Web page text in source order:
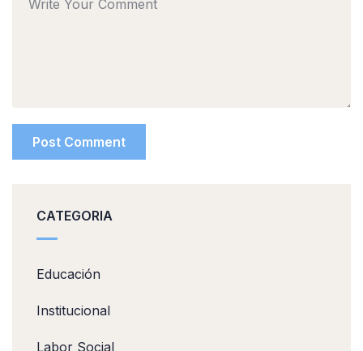
CATEGORIA
Educación
Institucional
Labor Social